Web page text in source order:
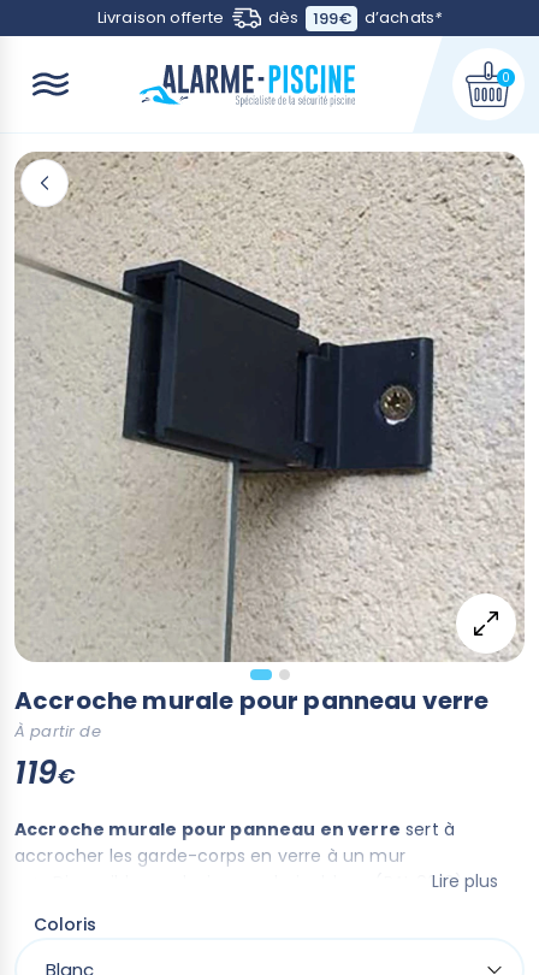
Contactez-nousLivraison offerte dès 199€ d’achats*
0
Accroche murale pour panneau verre
À partir de
119€
Accroche murale pour panneau en verre sert à
accrocher les garde-corps en verre à un mur
Disponible en plusieurs coloris : blanc (RAL 9010), gris
s’adapter parfaitement à votre projet de
piscine
Lire plus
Coloris